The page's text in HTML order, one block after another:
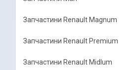
Запчастини Renault Magnum
Запчастини Renault Premium
Запчастини Renault Midlum